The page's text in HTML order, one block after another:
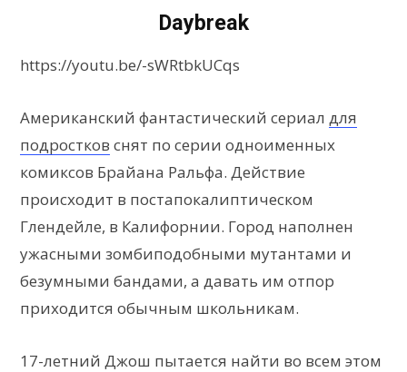
Daybreak
https://youtu.be/-sWRtbkUCqs
Американский фантастический сериал для
подростков снят по серии одноименных
комиксов Брайана Ральфа. Действие
происходит в постапокалиптическом
Глендейле, в Калифорнии. Город наполнен
ужасными зомбиподобными мутантами и
безумными бандами, а давать им отпор
приходится обычным школьникам.
17-летний Джош пытается найти во всем этом